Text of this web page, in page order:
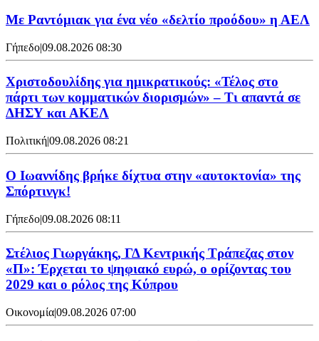
Με Ραντόμιακ για ένα νέο «δελτίο προόδου» η ΑΕΛ
Γήπεδο|09.08.2026 08:30
Χριστοδουλίδης για ημικρατικούς: «Τέλος στο
πάρτι των κομματικών διορισμών» – Τι απαντά σε
ΔΗΣΥ και ΑΚΕΛ
Πολιτική|09.08.2026 08:21
Ο Ιωαννίδης βρήκε δίχτυα στην «αυτοκτονία» της
Σπόρτινγκ!
Γήπεδο|09.08.2026 08:11
Στέλιος Γιωργάκης, ΓΔ Κεντρικής Τράπεζας στον
«Π»: Έρχεται το ψηφιακό ευρώ, ο ορίζοντας του
2029 και ο ρόλος της Κύπρου
Οικονομία|09.08.2026 07:00